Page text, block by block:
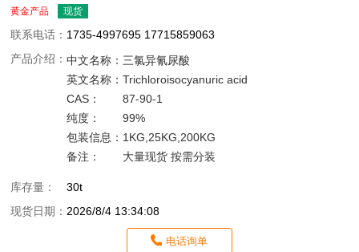
黄金产品 现货
联系电话： 1735-4997695 17715859063
产品介绍：中文名称： 三氯异氰尿酸
英文名称：Trichloroisocyanuric acid
CAS：
87-90-1
纯度：
99%
包装信息： 1KG,25KG,200KG
备注：
大量现货 按需分装
库存量：
30t
现货日期： 2026/8/4 13:34:08
电话询单